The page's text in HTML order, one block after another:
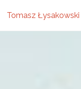
Tomasz Łysakowski